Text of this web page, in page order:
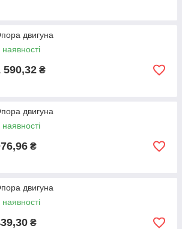
двигуна
наявності
590,32 ₴
двигуна
наявності
₴
двигуна
наявності
₴